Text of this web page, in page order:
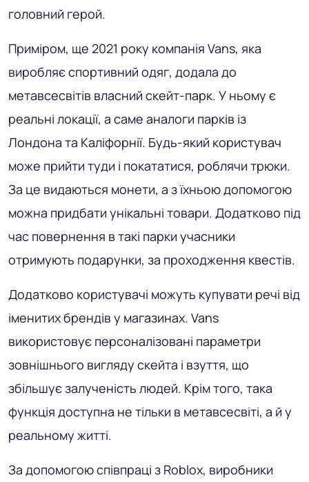
головний герой.
Приміром, ще 2021 року компанія Vans, яка
виробляє спортивний одяг, додала до
метавсесвітів власний скейт-парк. У ньому є
реальні локації, а саме аналоги парків із
Лондона та Каліфорнії. Будь-який користувач
може прийти туди і покататися, роблячи трюки.
За це видаються монети, а з їхньою допомогою
можна придбати унікальні товари. Додатково під
час повернення в такі парки учасники
отримують подарунки, за проходження квестів.
Додатково користувачі можуть купувати речі від
іменитих брендів у магазинах. Vans
використовує персоналізовані параметри
зовнішнього вигляду скейта і взуття, що
збільшує залученість людей. Крім того, така
функція доступна не тільки в метавсесвіті, а й у
реальному житті.
За допомогою співпраці з Roblox, виробники